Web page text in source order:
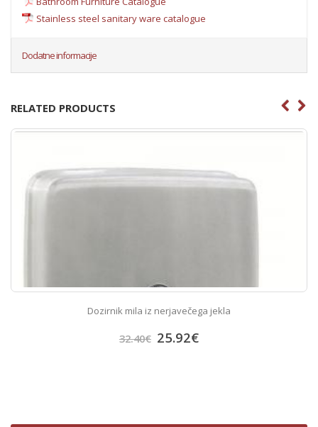
Stainless steel sanitary ware catalogue
Dodatne informacije
RELATED PRODUCTS
Dozirnik mila iz nerjavečega jekla
32.40€ 25.92€